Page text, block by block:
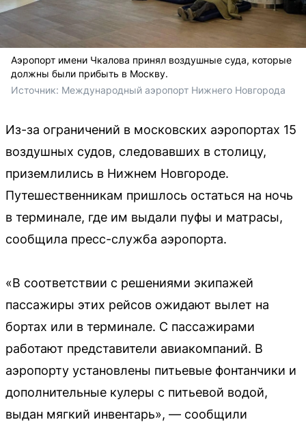
Аэропорт имени Чкалова принял воздушные суда, которые
должны были прибыть в Москву.
Источник: Международный аэропорт Нижнего Новгорода
Из-за ограничений в московских аэропортах 15
воздушных судов, следовавших в столицу,
приземлились в Нижнем Новгороде.
Путешественникам пришлось остаться на ночь
в терминале, где им выдали пуфы и матрасы,
сообщила пресс-служба аэропорта.
«В соответствии с решениями экипажей
пассажиры этих рейсов ожидают вылет на
бортах или в терминале. С пассажирами
работают представители авиакомпаний. В
аэропорту установлены питьевые фонтанчики и
дополнительные кулеры с питьевой водой,
выдан мягкий инвентарь», — сообщили